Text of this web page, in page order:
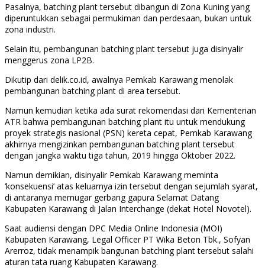
Pasalnya, batching plant tersebut dibangun di Zona Kuning yang
diperuntukkan sebagai permukiman dan perdesaan, bukan untuk
zona industri.
Selain itu, pembangunan batching plant tersebut juga disinyalir
menggerus zona LP2B.
Dikutip dari delik.co.id, awalnya Pemkab Karawang menolak
pembangunan batching plant di area tersebut.
Namun kemudian ketika ada surat rekomendasi dari Kementerian
ATR bahwa pembangunan batching plant itu untuk mendukung
proyek strategis nasional (PSN) kereta cepat, Pemkab Karawang
akhirnya mengizinkan pembangunan batching plant tersebut
dengan jangka waktu tiga tahun, 2019 hingga Oktober 2022.
Namun demikian, disinyalir Pemkab Karawang meminta
‘konsekuensi’ atas keluarnya izin tersebut dengan sejumlah syarat,
di antaranya memugar gerbang gapura Selamat Datang
Kabupaten Karawang di Jalan Interchange (dekat Hotel Novotel).
Saat audiensi dengan DPC Media Online Indonesia (MOI)
Kabupaten Karawang, Legal Officer PT Wika Beton Tbk., Sofyan
Arerroz, tidak menampik bangunan batching plant tersebut salahi
aturan tata ruang Kabupaten Karawang.